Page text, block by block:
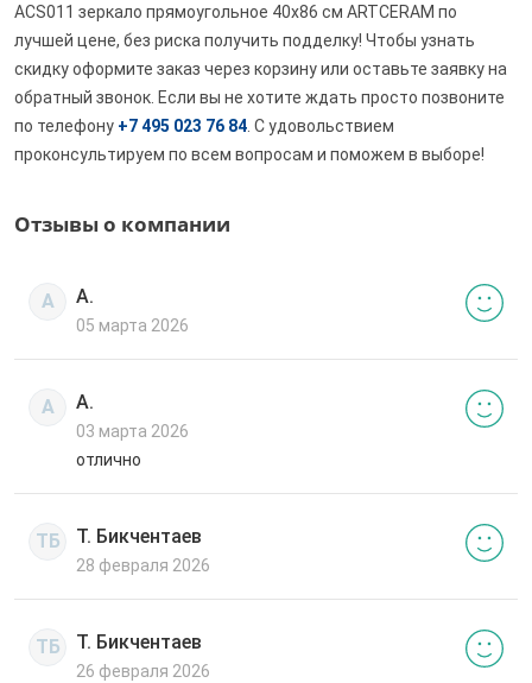
ACS011 зеркало прямоугольное 40x86 см ARTCERAM по
лучшей цене, без риска получить подделку! Чтобы узнать
скидку оформите заказ через корзину или оставьте заявку на
обратный звонок. Если вы не хотите ждать просто позвоните
по телефону +7 495 023 76 84 . С удовольствием
проконсультируем по всем вопросам и поможем в выборе!
Отзывы о компании
А А.
05 марта 2026
А А.
03 марта 2026
отлично
ТБ Т. Бикчентаев
28 февраля 2026
ТБ Т. Бикчентаев
26 февраля 2026